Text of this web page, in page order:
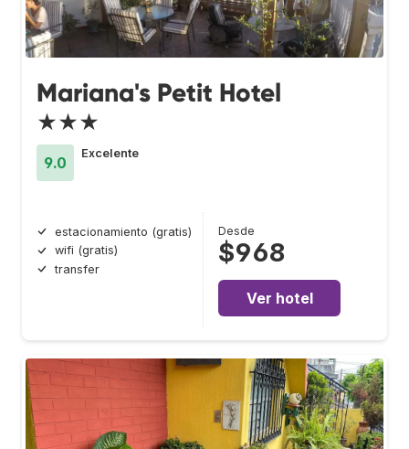
Mariana's Petit Hotel
★★★
9.0
Excelente
estacionamiento (gratis)
wifi (gratis)
transfer
Desde
$968
Ver hotel